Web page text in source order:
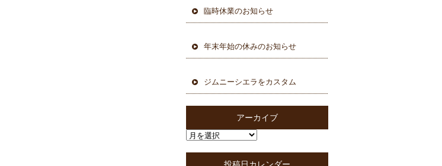
臨時休業のお知らせ
年末年始の休みのお知らせ
ジムニーシエラをカスタム
アーカイブ